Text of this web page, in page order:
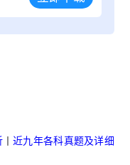
丨近九年各科真题及详细